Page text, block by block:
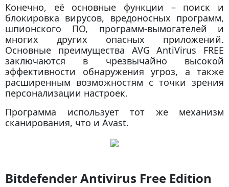
Конечно, её основные функции – поиск и
блокировка вирусов, вредоносных программ,
шпионского ПО, программ-вымогателей и
многих других опасных приложений.
Основные преимущества AVG AntiVirus FREE
заключаются в чрезвычайно высокой
эффективности обнаружения угроз, а также
расширенным возможностям с точки зрения
персонализации настроек.
Программа использует тот же механизм
сканирования, что и Avast.
Bitdefender Antivirus Free Edition